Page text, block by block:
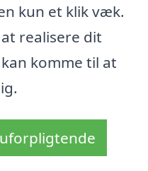
kun et klik væk.
realisere dit
komme til at